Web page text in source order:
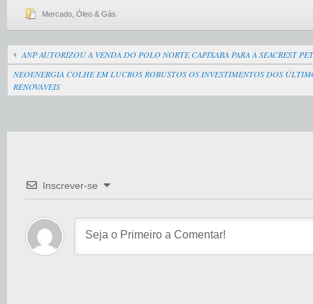
Mercado Óleo & Gás
ANP AUTORIZOU A VENDA DO POLO NORTE CAPIXABA PARA A SEACREST
NEOENERGIA COLHE EM LUCROS ROBUSTOS OS INVESTIMENTOS DOS
RENOVÁVEIS
Inscrever-se